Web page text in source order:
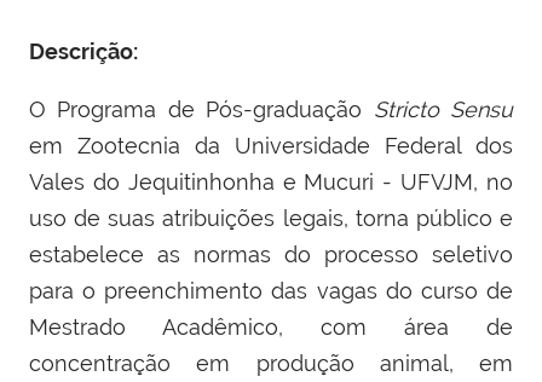
Descrição:
O Programa de Pós-graduação Stricto Sensu
em Zootecnia da Universidade Federal dos
Vales do Jequitinhonha e Mucuri - UFVJM, no
uso de suas atribuições legais, torna público e
estabelece as normas do processo seletivo
para o preenchimento das vagas do curso de
Mestrado Acadêmico, com área de
concentração em produção animal, em